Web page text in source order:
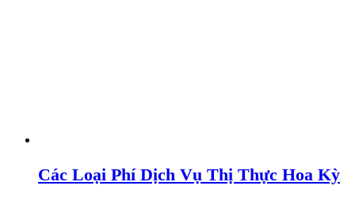
Các Loại Phí Dịch Vụ Thị Thực Hoa Kỳ